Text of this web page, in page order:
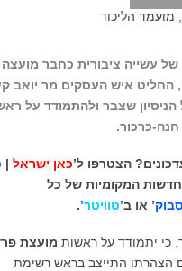
שנה של עשייה ציבורית כחבר
החליט איש העסקים מר יואב
שצבר ולהתמודד על
כרכור.
הצטרפו ל’כאן ישראל |
המקומיות של כל
’ או ב’טוויטר’
.
כי יתמודד על ראשות מועצת
הצהרתו התייצב בראש רשימת